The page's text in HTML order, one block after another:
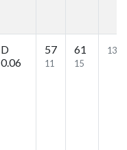
D
0.06
57
11
61
15